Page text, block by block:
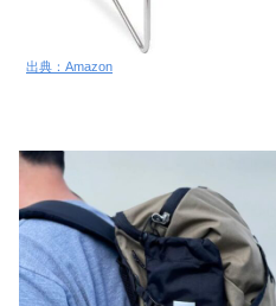
出典：Amazon